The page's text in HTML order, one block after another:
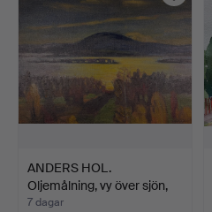
ANDERS HOL.
Oljemålning, vy över sjön,
olj…
7 dagar